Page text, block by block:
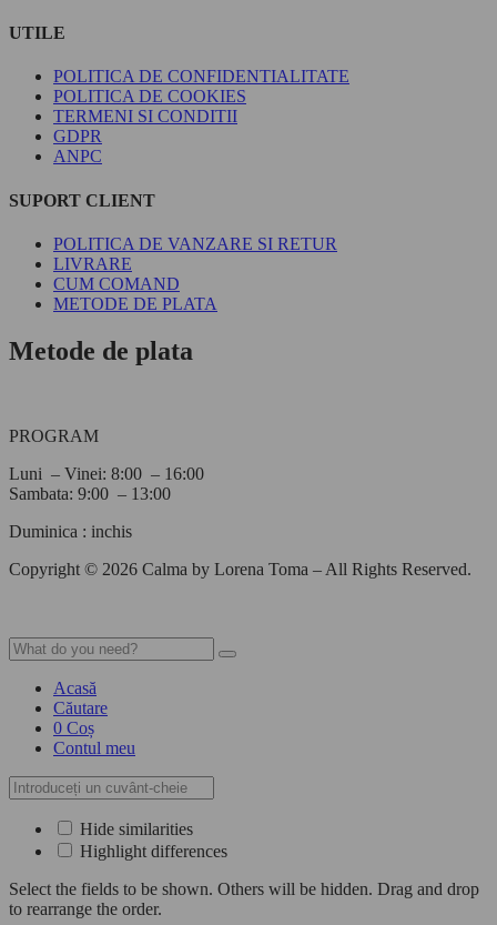
UTILE
POLITICA DE CONFIDENTIALITATE
POLITICA DE COOKIES
TERMENI SI CONDITII
GDPR
ANPC
SUPORT CLIENT
POLITICA DE VANZARE SI RETUR
LIVRARE
CUM COMAND
METODE DE PLATA
Metode de plata
PROGRAM
Luni – Vinei: 8:00 – 16:00
Sambata: 9:00 – 13:00
Duminica : inchis
Copyright © 2026 Calma by Lorena Toma – All Rights Reserved.
Acasă
Căutare
0 Coș
Contul meu
Hide similarities
Highlight differences
Select the fields to be shown. Others will be hidden. Drag and drop
to rearrange the order.